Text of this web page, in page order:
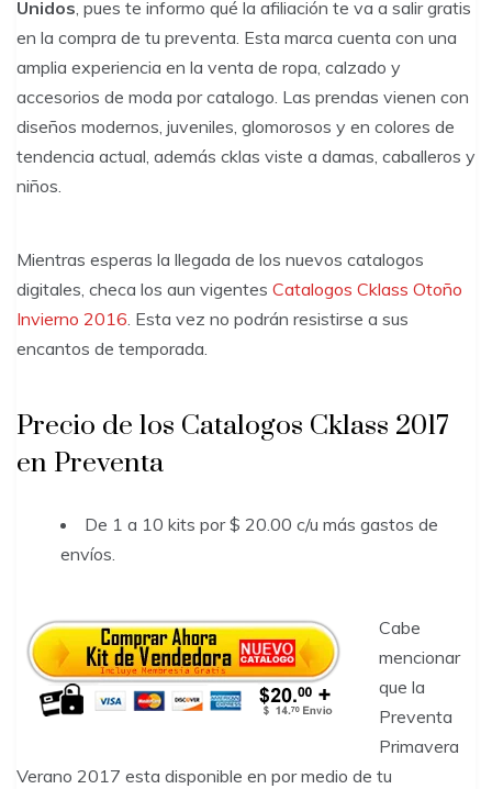
Unidos, pues te informo qué la afiliación te va a salir gratis
en la compra de tu preventa. Esta marca cuenta con una
amplia experiencia en la venta de ropa, calzado y
accesorios de moda por catalogo. Las prendas vienen con
diseños modernos, juveniles, glomorosos y en colores de
tendencia actual, además cklas viste a damas, caballeros y
niños.
Mientras esperas la llegada de los nuevos catalogos
digitales, checa los aun vigentes Catalogos Cklass Otoño
Invierno 2016. Esta vez no podrán resistirse a sus
encantos de temporada.
Precio de los Catalogos Cklass 2017
en Preventa
De 1 a 10 kits por $ 20.00 c/u más gastos de
envíos.
Cabe
mencionar
que la
Preventa
Primavera
Verano 2017 esta disponible en por medio de tu